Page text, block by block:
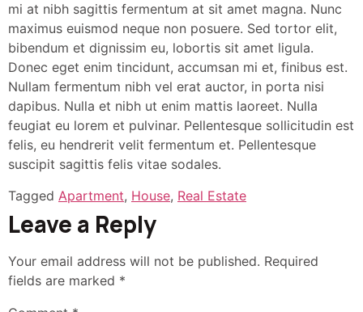
mi at nibh sagittis fermentum at sit amet magna. Nunc
maximus euismod neque non posuere. Sed tortor elit,
bibendum et dignissim eu, lobortis sit amet ligula.
Donec eget enim tincidunt, accumsan mi et, finibus est.
Nullam fermentum nibh vel erat auctor, in porta nisi
dapibus. Nulla et nibh ut enim mattis laoreet. Nulla
feugiat eu lorem et pulvinar. Pellentesque sollicitudin est
felis, eu hendrerit velit fermentum et. Pellentesque
suscipit sagittis felis vitae sodales.
Tagged Apartment, House, Real Estate
Leave a Reply
Your email address will not be published. Required
fields are marked *